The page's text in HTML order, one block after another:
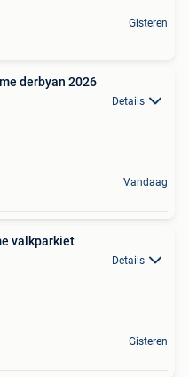
Gisteren
derbyan 2026
Details
Vandaag
valkparkiet
Details
Gisteren